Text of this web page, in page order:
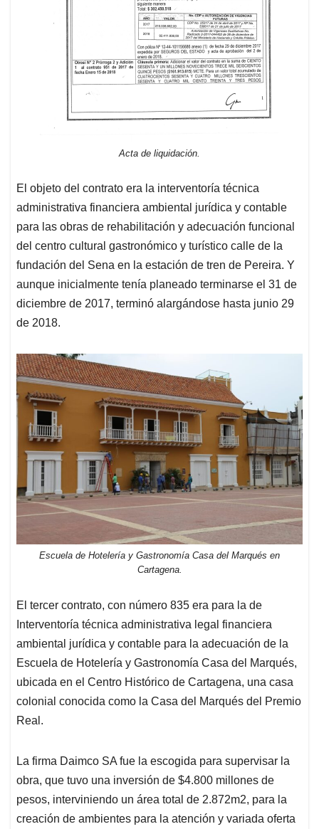
Acta de liquidación.
El objeto del contrato era la interventoría técnica
administrativa financiera ambiental jurídica y contable
para las obras de rehabilitación y adecuación funcional
del centro cultural gastronómico y turístico calle de la
fundación del Sena en la estación de tren de Pereira. Y
aunque inicialmente tenía planeado terminarse el 31 de
diciembre de 2017, terminó alargándose hasta junio 29
de 2018.
Escuela de Hotelería y Gastronomía Casa del Marqués en
Cartagena.
El tercer contrato, con número 835 era para la de
Interventoría técnica administrativa legal financiera
ambiental jurídica y contable para la adecuación de la
Escuela de Hotelería y Gastronomía Casa del Marqués,
ubicada en el Centro Histórico de Cartagena, una casa
colonial conocida como la Casa del Marqués del Premio
Real.
La firma Daimco SA fue la escogida para supervisar la
obra, que tuvo una inversión de $4.800 millones de
pesos, interviniendo un área total de 2.872m2, para la
creación de ambientes para la atención y variada oferta